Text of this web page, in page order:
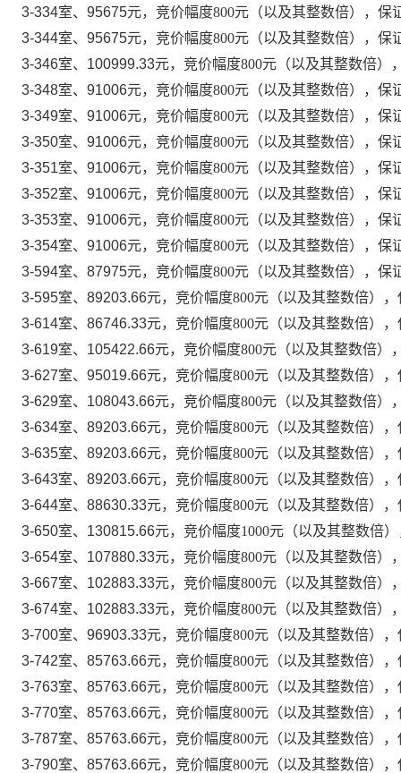
3-334室、95675元，竞价幅度800元（以及其整数倍），保
3-344室、95675元，竞价幅度800元（以及其整数倍），保
3-346室、100999.33元，竞价幅度800元（以及其整数倍）
3-348室、91006元，竞价幅度800元（以及其整数倍），保
3-349室、91006元，竞价幅度800元（以及其整数倍），保
3-350室、91006元，竞价幅度800元（以及其整数倍），保
3-351室、91006元，竞价幅度800元（以及其整数倍），保
3-352室、91006元，竞价幅度800元（以及其整数倍），保
3-353室、91006元，竞价幅度800元（以及其整数倍），保
3-354室、91006元，竞价幅度800元（以及其整数倍），保
3-594室、87975元，竞价幅度800元（以及其整数倍），保
3-595室、89203.66元，竞价幅度800元（以及其整数倍），
3-614室、86746.33元，竞价幅度800元（以及其整数倍），
3-619室、105422.66元，竞价幅度800元（以及其整数倍）
3-627室、95019.66元，竞价幅度800元（以及其整数倍），
3-629室、108043.66元，竞价幅度800元（以及其整数倍）
3-634室、89203.66元，竞价幅度800元（以及其整数倍），
3-635室、89203.66元，竞价幅度800元（以及其整数倍），
3-643室、89203.66元，竞价幅度800元（以及其整数倍），
3-644室、88630.33元，竞价幅度800元（以及其整数倍），
3-650室、130815.66元，竞价幅度1000元（以及其整数倍
3-654室、107880.33元，竞价幅度800元（以及其整数倍）
3-667室、102883.33元，竞价幅度800元（以及其整数倍）
3-674室、102883.33元，竞价幅度800元（以及其整数倍）
3-700室、96903.33元，竞价幅度800元（以及其整数倍），
3-742室、85763.66元，竞价幅度800元（以及其整数倍），
3-763室、85763.66元，竞价幅度800元（以及其整数倍），
3-770室、85763.66元，竞价幅度800元（以及其整数倍），
3-787室、85763.66元，竞价幅度800元（以及其整数倍），
3-790室、85763.66元，竞价幅度800元（以及其整数倍），